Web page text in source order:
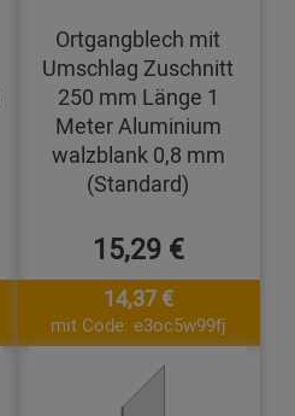
Ortgangblech mit
Umschlag Zuschnitt
250 mm Länge 1
Meter Aluminium
walzblank 0,8 mm
(Standard)
15,29 €
14,37 €
mit Code: e3oc5w99fj